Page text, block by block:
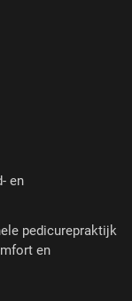
en
pedicurepraktijk
en